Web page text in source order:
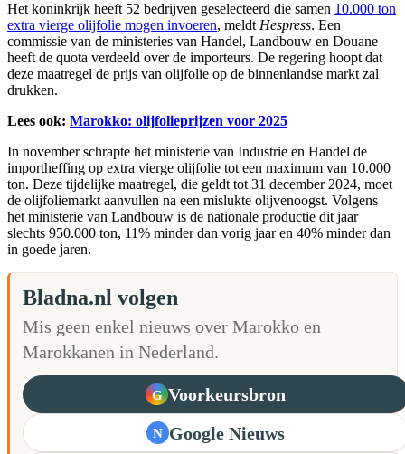
Het koninkrijk heeft 52 bedrijven geselecteerd die samen 10.000 ton
extra vierge olijfolie mogen invoeren, meldt Hespress. Een
commissie van de ministeries van Handel, Landbouw en Douane
heeft de quota verdeeld over de importeurs. De regering hoopt dat
deze maatregel de prijs van olijfolie op de binnenlandse markt zal
drukken.
Lees ook: Marokko: olijfolieprijzen voor 2025
In november schrapte het ministerie van Industrie en Handel de
importheffing op extra vierge olijfolie tot een maximum van 10.000
ton. Deze tijdelijke maatregel, die geldt tot 31 december 2024, moet
de olijfoliemarkt aanvullen na een mislukte olijvenoogst. Volgens
het ministerie van Landbouw is de nationale productie dit jaar
slechts 950.000 ton, 11% minder dan vorig jaar en 40% minder dan
in goede jaren.
Bladna.nl volgen
Mis geen enkel nieuws over Marokko en
Marokkanen in Nederland.
G Voorkeursbron
N Google Nieuws